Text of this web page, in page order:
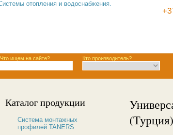
Что ищем на сайте? Кто производитель?
Каталог продукции
Система монтажных
профилей TANERS
(Турция)